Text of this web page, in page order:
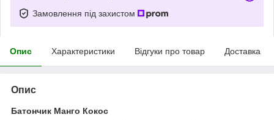
Замовлення під захистом
Опис Характеристики Відгуки про товар Доставка
Опис
Батончик Манго Кокос